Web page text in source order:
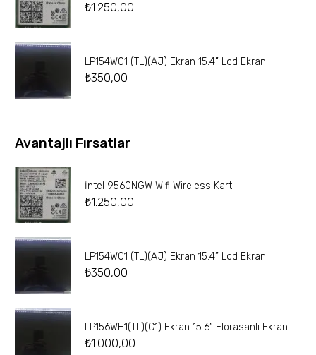
₺1.250,00
LP154W01 (TL)(AJ) Ekran 15.4” Lcd Ekran
₺350,00
Avantajlı Fırsatlar
İntel 9560NGW Wifi Wireless Kart
₺1.250,00
LP154W01 (TL)(AJ) Ekran 15.4” Lcd Ekran
₺350,00
LP156WH1(TL)(C1) Ekran 15.6” Florasanlı Ekran
₺1.000,00